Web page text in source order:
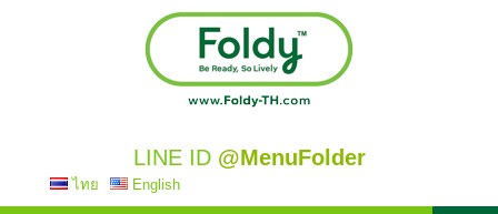
LINE ID @MenuFolder
ไทย English